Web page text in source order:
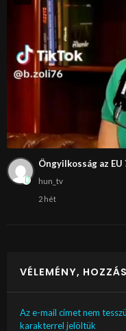
Öngyilkosság az EU
hun_tv
2 hét
VÉLEMÉNY,
Az e-mail címet nem
karakterrel jelöltük